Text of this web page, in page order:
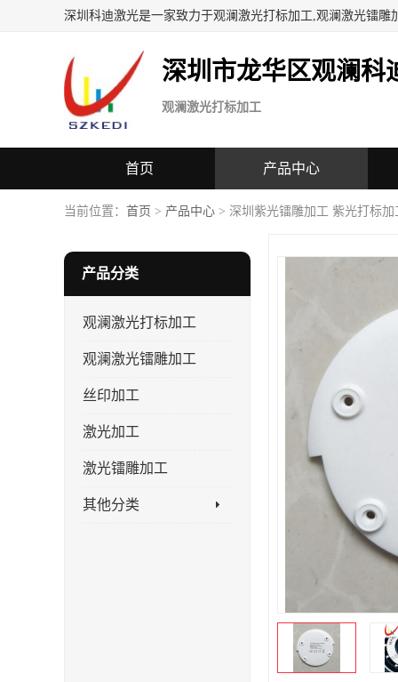
深圳科迪激光是一家致力于观澜激光打标加工,观澜激光镭雕
深圳市龙华区观澜科
观澜激光打标加工
首页 产品中心
当前位置： 首页 > 产品中心 > 深圳紫光镭雕加工 紫光打标加
产品分类
观澜激光打标加工
观澜激光镭雕加工
丝印加工
激光加工
激光镭雕加工
其他分类